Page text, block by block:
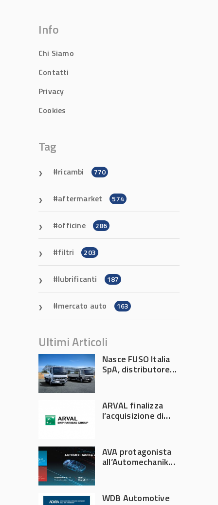
Info
Chi Siamo
Contatti
Privacy
Cookies
Tag
ricambi 770
aftermarket 574
officine 286
filtri 203
lubrificanti 187
mercato auto 163
Ultimi Articoli
Nasce FUSO Italia
SpA, distributore
ARVAL finalizza
l’acquisizione di
AVA protagonista
all’Automechanika
WDB Automotive